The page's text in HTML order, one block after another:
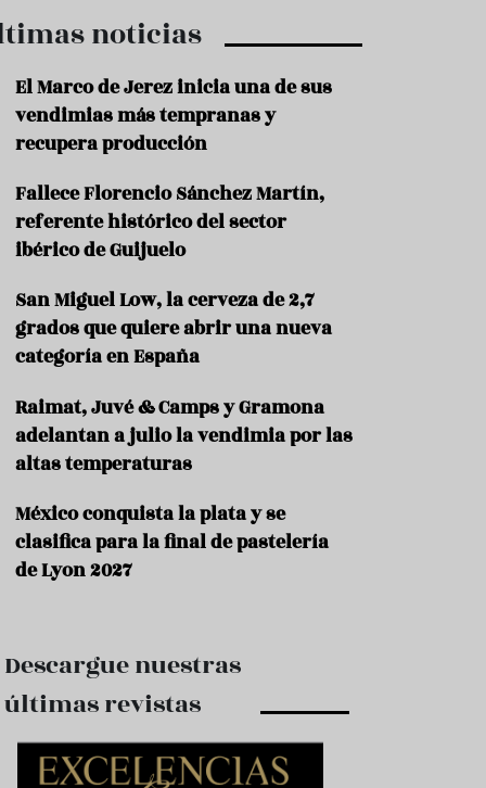
d
o
n
e
s
r
a
n
F
n
noticias
El Marco de Jerez inicia una de sus
vendimias más tempranas y
recupera producción
Fallece Florencio Sánchez Martín,
referente histórico del sector
ibérico de Guijuelo
San Miguel Low, la cerveza de 2,7
grados que quiere abrir una nueva
categoría en España
Raimat, Juvé & Camps y Gramona
adelantan a julio la vendimia por las
altas temperaturas
México conquista la plata y se
clasifica para la final de pastelería
de Lyon 2027
Descargue nuestras
últimas revistas